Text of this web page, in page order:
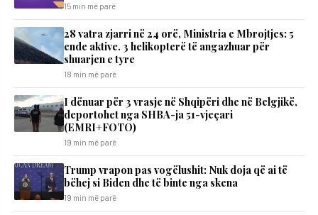
15 min më parë
28 vatra zjarri në 24 orë, Ministria e Mbrojtjes: 5
ende aktive. 3 helikopterë të angazhuar për
shuarjen e tyre
18 min më parë
I dënuar për 3 vrasje në Shqipëri dhe në Belgjikë,
deportohet nga SHBA-ja 51-vjeçari
(EMRI+FOTO)
19 min më parë
Trump vrapon pas vogëlushit: Nuk doja që ai të
bëhej si Biden dhe të binte nga skena
19 min më parë